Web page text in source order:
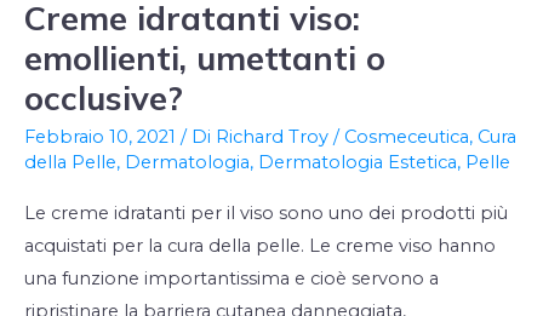
Creme idratanti viso:
emollienti, umettanti o
occlusive?
Febbraio 10, 2021 / Di Richard Troy / Cosmeceutica, Cura
della Pelle, Dermatologia, Dermatologia Estetica, Pelle
Le creme idratanti per il viso sono uno dei prodotti più
acquistati per la cura della pelle. Le creme viso hanno
una funzione importantissima e cioè servono a
ripristinare la barriera cutanea danneggiata,
Creme
emollienti,
umettanti
occlusive?